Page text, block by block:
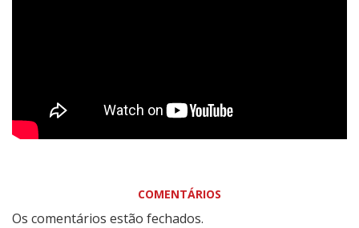
COMENTÁRIOS
Os comentários estão fechados.